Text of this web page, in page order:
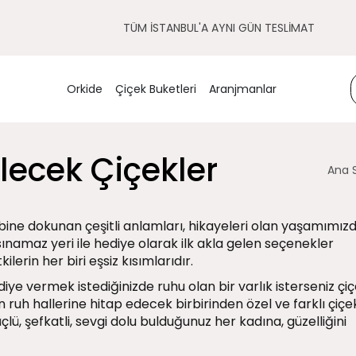
TÜM İSTANBUL'A AYNI GÜN TESLİMAT
Orkide Çiçek Buketleri Aranjmanlar
Çiçekler Ana
dokunan çeşitli anlamları, hikayeleri olan
yeri ile hediye olarak ilk akla gelen seçenekler
her biri eşsiz kısımlarıdır.
vermek istediğinizde ruhu olan bir varlık isterseniz
ruh hallerine hitap edecek birbirinden özel ve farklı
şefkatli, sevgi dolu bulduğunuz her kadına, güzelliğini